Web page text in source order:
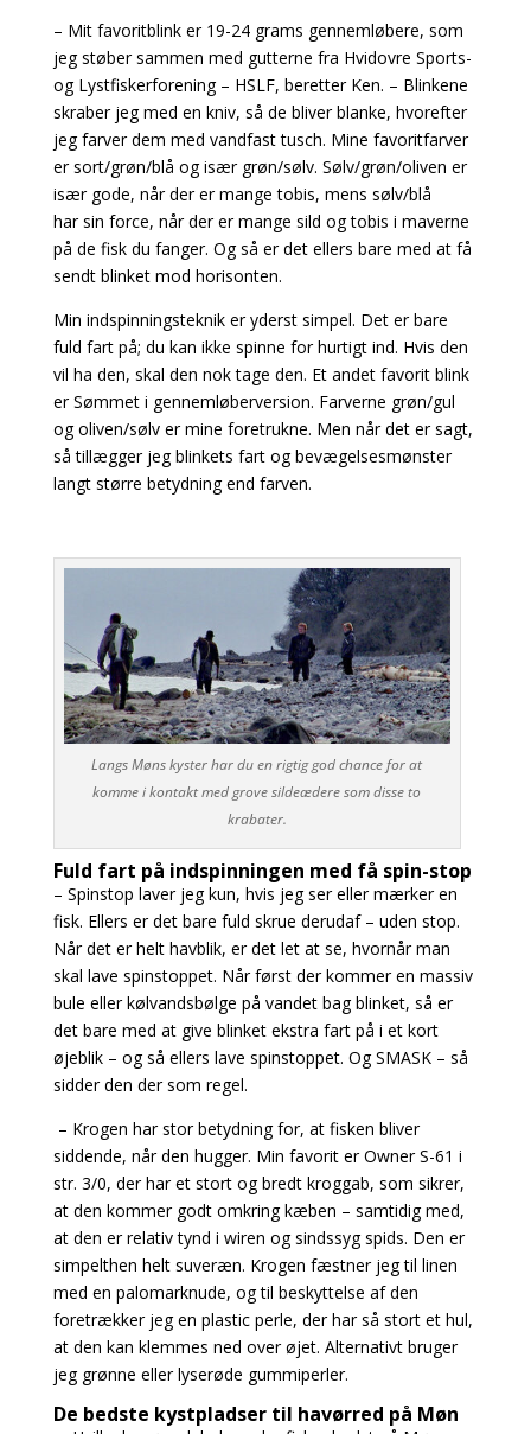
– Mit favoritblink er 19-24 grams gennemløbere, som
jeg støber sammen med gutterne fra Hvidovre Sports-
og Lystfiskerforening – HSLF, beretter Ken. – Blinkene
skraber jeg med en kniv, så de bliver blanke, hvorefter
jeg farver dem med vandfast tusch. Mine favoritfarver
er sort/grøn/blå og især grøn/sølv. Sølv/grøn/oliven er
især gode, når der er mange tobis, mens sølv/blå
harsin force, når der er mange sild og tobis i maverne
på de fisk du fanger. Og så er det ellers bare med at få
sendt blinket mod horisonten.
Min indspinningsteknik er yderst simpel. Det er bare
fuld fart på; du kan ikke spinne for hurtigt ind. Hvis den
vil ha den, skal den nok tage den. Et andet favorit blink
er Sømmet i gennemløberversion. Farverne grøn/gul
og oliven/sølv er mine foretrukne. Men når det er sagt,
så tillægger jeg blinkets fart og bevægelsesmønster
langt større betydning end farven.
Langs Møns kyster har du en rigtig god chance for at
komme i kontakt med grove sildeædere som disse to
krabater.
Fuld fart på indspinningen med få spin-stop
– Spinstop laver jeg kun, hvis jeg ser eller mærker en
fisk. Ellers er det bare fuld skrue derudaf – uden stop.
Når det er helt havblik, er det let at se, hvornår man
skal lave spinstoppet. Når først der kommer en massiv
bule eller kølvandsbølge på vandet bag blinket, så er
det bare med at give blinket ekstra fart på i et kort
øjeblik – og så ellers lave spinstoppet. Og SMASK – så
sidder den der som regel.
– Krogen har stor betydning for, at fisken bliver
siddende, når den hugger. Min favorit er Owner S-61 i
str. 3/0, der har et stort og bredt kroggab, som sikrer,
at den kommer godt omkring kæben – samtidig med,
at den er relativ tynd i wiren og sindssyg spids. Den er
simpelthen helt suveræn. Krogen fæstner jeg til linen
med en palomarknude, og til beskyttelse af den
foretrækker jeg en plastic perle, der har så stort et hul,
at den kan klemmes ned over øjet. Alternativt bruger
jeg grønne eller lyserøde gummiperler.
De bedste kystpladser til havørred på Møn